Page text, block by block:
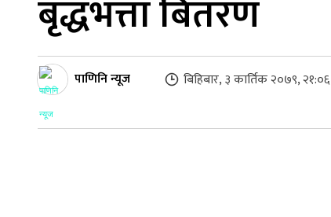
बृद्धभत्ता बितरण
पाणिनि न्यूज बिहिबार, ३ कार्तिक २०७९, २१:०६